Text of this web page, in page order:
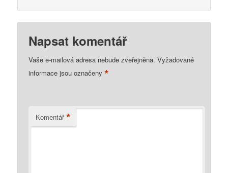
Napsat komentář
Vaše e-mailová adresa nebude zveřejněna. Vyžadované
informace jsou označeny*
Komentář *